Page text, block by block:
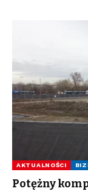
AKTUALNOŚCI
Potężny